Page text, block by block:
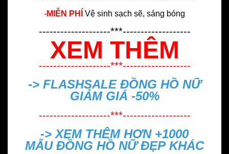
-MIỄN PHÍ Vệ sinh sạch sẽ, sáng bóng
--------------------***-------------------
XEM THÊM
--------------------***-------------------
-> FLASHSALE ĐỒNG HỒ NỮ
GIẢM GIÁ -50%
--------------------***-------------------
-> XEM THÊM HƠN +1000
MẪU ĐỒNG HỒ NỮ ĐẸP KHÁC